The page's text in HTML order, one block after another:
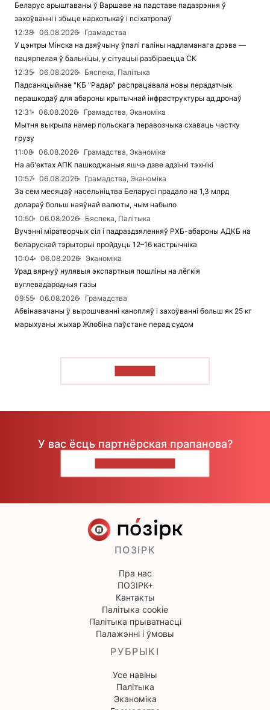
Беларус арыштаваны ў Варшаве на падставе падазрэння ў
захоўванні і збыце наркотыкаў і псіхатропаў
12:38
06.08.2026
Грамадства
У цэнтры Мінска на дзяўчыну ўпалі галіны надламанага дрэва —
пацярпелая ў бальніцы, у сітуацыі разбіраецца СК
12:35
06.08.2026
Бяспека, Палітыка
Падсанкцыйнае "КБ "Радар" распрацавала новы перадатчык
перашкодаў для абароны крытычнай інфраструктуры ад дронаў
12:31
06.08.2026
Грамадства, Эканоміка
Мытня выкрыла намер польскага перавозчыка схаваць частку
грузу
11:08
06.08.2026
Грамадства, Эканоміка
На аб'ектах АПК пашкоджаныя яшчэ дзве адзінкі тэхнікі
10:57
06.08.2026
Грамадства, Эканоміка
За сем месяцаў насельніцтва Беларусі прадало на 1,3 млрд
долараў больш наяўнай валюты, чым набыло
10:50
06.08.2026
Бяспека, Палітыка
Вучэнні міратворчых сіл і падраздзяленняў РХБ-абароны АДКБ на
беларускай тэрыторыі пройдуць 12–16 кастрычніка
10:04
06.08.2026
Эканоміка
Урад вярнуў нулявыя экспартныя пошліны на лёгкія
вуглевадародныя газы
09:55
06.08.2026
Грамадства
Абвінавачаны ў вырошчванні канопляў і захоўванні больш як 25 кг
марыхуаны жыхар Жлобіна паўстане перад судом
У вас ёсць партнёрская прапанова?
ПОЗІРК
Пра нас
ПОЗІРК+
Кантакты
Палітыка cookie
Палітыка прыватнасці
Палажэнні і ўмовы
РУБРЫКІ
Усе навіны
Палітыка
Эканоміка